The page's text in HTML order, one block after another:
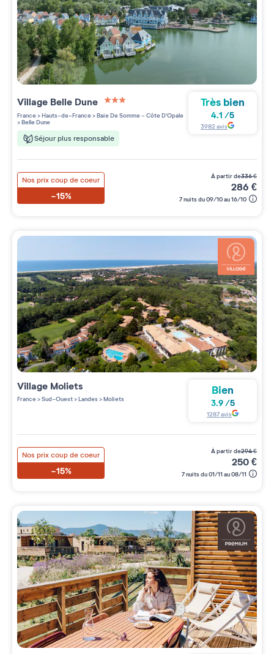
Village Belle Dune
3 étoiles sur 5
France>Hauts-de-France>Baie De Somme - Côte D'Opale
>Belle Dune
Séjour plus responsable
Très bien
4.1 /5
3982 avis
Nos prix coup de coeur
-15%
à partir de336€
286 €
7 nuits du 09/10 au 16/10
Village Moliets
France>Sud-Ouest>Landes>Moliets
Bien
3.9/5
1287avis
Nos prix coup de coeur
-15%
à partir de294€
250€
7 nuits du 01/11 au 08/11